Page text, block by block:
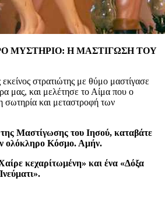
ΜΥΣΤΗΡΙΟ: Η ΜΑΣΤΙΓΩΣΗ ΤΟΥ
στρατιώτης με θύμο μαστίγασε
μας, και μελέτησε το Αίμα που ο
σωτηρία και μεταστροφή των
Μαστίγωσης του Ιησού, καταβάτε
ολόκληρο Κόσμο. Αμήν.
κεχαρίτωμένη» και ένα «Δόξα